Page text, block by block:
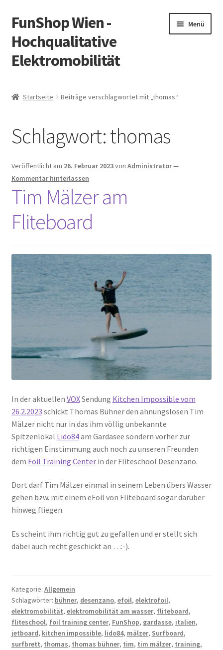
Zur
Navigation
springen
Zum
Inhalt
springen
FunShop Wien -
Hochqualitative
Elektromobilität
Menü
Vorsicht Internetbetrug
Über FunShop
Impressum
Zum Onlineshop in der Web Version
Startseite Beiträge verschlagwortet mit „thomas“
Schlagwort:thomas
Veröffentlicht am 26. Februar 2023von Administrator—
Kommentar hinterlassen
Tim Mälzer am
Fliteboard
In der aktuellen VOXSendung Kitchen Impossible vom
26.2.2023 schickt Thomas Bühner den ahnungslosen Tim
Mälzer nicht nur in das ihm völlig unbekannte
Spitzenlokal Lido84am Gardasee sondern vorher zur
richtigen Einstimmung auch noch zu unseren Freunden
dem Foil Training Centerin der Fliteschool Desenzano.
Dort darf Tim Mälzer einmal in seinem Leben übers Wasser
gehen bzw. mit einem eFoil von Fliteboard sogar darüber
hinweg fliegen.
Es scheint ihm richtig gut zu gefallen und er stellt sich
dabei auch recht geschickt an …:-).
Kategorie: Allgemein
Schlagwörter: bühner, desenzano, efoil, elektrofoil,
elektromobilität, elektromobilität am wasser, fliteboard,
fliteschool, foil training center, FunShop, gardasse, italien,
jetboard, kitchen impossible, lido84, mälzer, Surfboard,
surfbrett, thomas, thomas bühner, tim, tim mälzer, training,